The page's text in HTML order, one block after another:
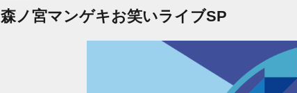
森ノ宮マンゲキお笑いライブSP